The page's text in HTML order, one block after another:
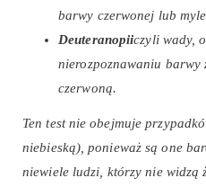
barwy czerwonej lub
Deuteranopiiczyli wady,
nierozpoznawaniu
czerwoną.
Ten test nie obejmuje
niebieską), ponieważ są one
niewiele ludzi, którzy nie widzą